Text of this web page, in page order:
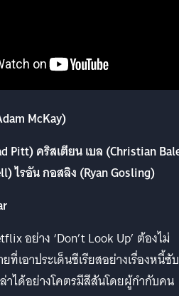
McKay)
คริสเตียน เบล (Christian
ไรอัน กอสลิง (Ryan Gosling)
อย่าง ‘Don’t Look Up’ ต้องไม่
เอาประเด็นซีเรียสอย่างเรื่องหนี้ซับ
าได้อย่างโคตรมีสีสันโดยผู้กำกับคน